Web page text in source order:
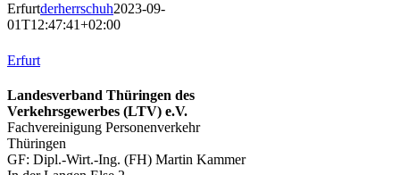
Erfurtderherrschuh2023-09-
01T12:47:41+02:00
Erfurt
Landesverband Thüringen des
Verkehrsgewerbes (LTV) e.V.
Fachvereinigung Personenverkehr
Thüringen
GF: Dipl.-Wirt.-Ing. (FH) Martin Kammer